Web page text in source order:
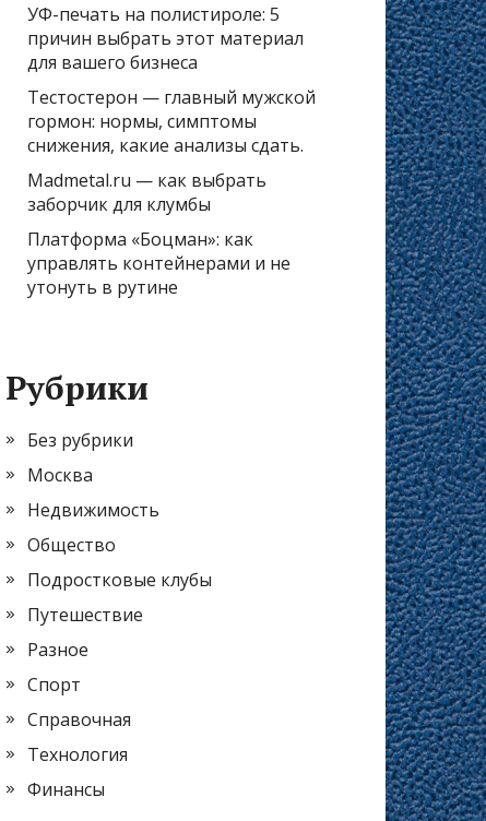
УФ-печать на полистироле: 5
причин выбрать этот материал
для вашего бизнеса
Тестостерон — главный мужской
гормон: нормы, симптомы
снижения, какие анализы сдать.
Madmetal.ru — как выбрать
заборчик для клумбы
Платформа «Боцман»: как
управлять контейнерами и не
утонуть в рутине
Рубрики
Без рубрики
Москва
Недвижимость
Общество
Подростковые клубы
Путешествие
Разное
Спорт
Справочная
Технология
Финансы